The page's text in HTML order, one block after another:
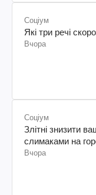
Соціум
Які три речі
Вчора
Соціум
Злітні знизити
слимаками на
Вчора